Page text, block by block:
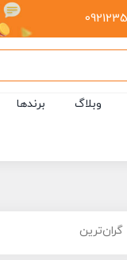
وبلاگ برندها
گران‌ترین